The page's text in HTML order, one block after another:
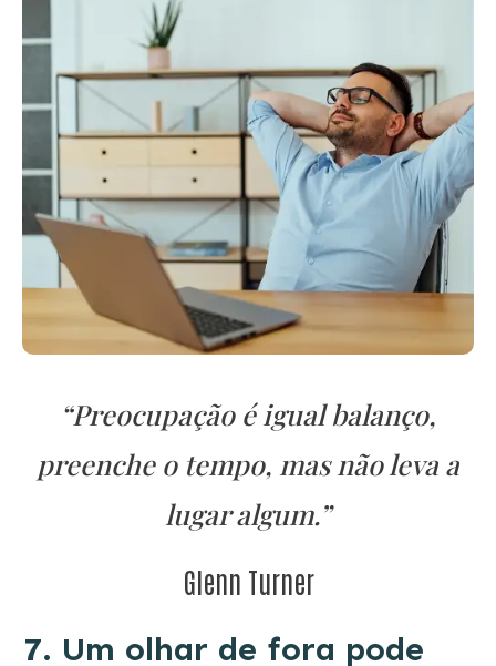
“Preocupação é igual balanço,
preenche o tempo, mas não leva a
lugar algum.”
Glenn Turner
7. Um olhar de fora pode